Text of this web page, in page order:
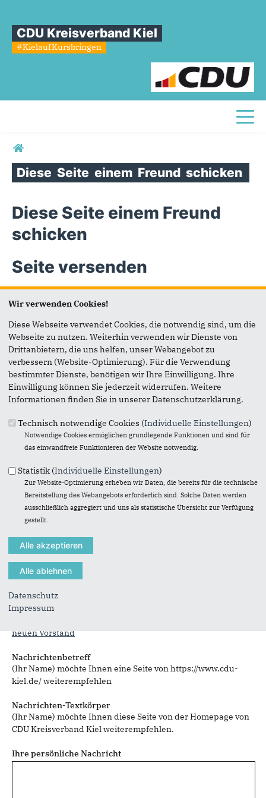
CDU Kreisverband Kiel
#KielaufKursbringen
Sie sind hier
Diese Seite einem Freund schicken
Diese Seite einem Freund
schicken
Seite versenden
Vielen Dank, dass Sie die Inhalte unserer Homepage
Anmerkung: Ihre E-Mail-Adresse wird benötigt um die
Personen, denen Sie die Seite weiterempfehlen, zu
informieren, von wem die Empfehlung kommt, und dass es
kein Spam ist.
Das mit * gekennzeichnete Feld ist ein Pflichtfeld.
Senden an*
Sie leiten den folgenden Inhalt weiter
neuen Vorstand
Nachrichtenbetreff
(Ihr Name) möchte Ihnen eine Seite von https://www.cdu-
kiel.de/ weiterempfehlen
Nachrichten-Textkörper
(Ihr Name) möchte Ihnen diese Seite von der Homepage von
CDU Kreisverband Kiel weiterempfehlen.
Ihre persönliche Nachricht
Wir verwenden Cookies!
Diese Webseite verwendet Cookies, die notwendig sind, um die
Webseite zu nutzen. Weiterhin verwenden wir Dienste von
Drittanbietern, die uns helfen, unser Webangebot zu
verbessern (Website-Optimierung). Für die Verwendung
bestimmter Dienste, benötigen wir Ihre Einwilligung. Ihre
Einwilligung können Sie jederzeit widerrufen. Weitere
Informationen finden Sie in unserer Datenschutzerklärung.
Technisch notwendige Cookies (Individuelle Einstellungen)
Notwendige Cookies ermöglichen grundlegende Funktionen und sind für
das einwandfreie Funktionieren der Website notwendig.
Statistik (Individuelle Einstellungen)
Zur Website-Optimierung erheben wir Daten, die bereits für die technische
Bereitstellung des Webangebots erforderlich sind. Solche Daten werden
ausschließlich aggregiert und uns als statistische Übersicht zur Verfügung
gestellt.
Datenschutz
Impressum